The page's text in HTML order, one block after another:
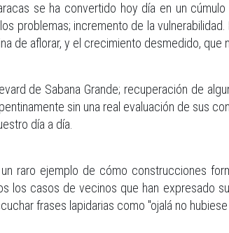
se ha convertido hoy día en un
problemas; incremento de la
de aflorar, y el crecimiento desmedido,
de Sabana Grande; recuperación de
sin una real evaluación de sus
día a día.
raro ejemplo de cómo construcciones
los casos de vecinos que han expresado
frases lapidarias como "ojalá no hubiese